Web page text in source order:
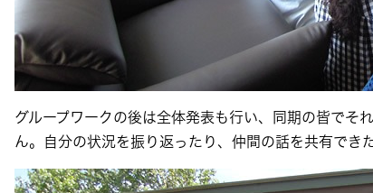
グループワークの後は全体発表も行い、同期の皆でそ
ん。自分の状況を振り返ったり、仲間の話を共有でき